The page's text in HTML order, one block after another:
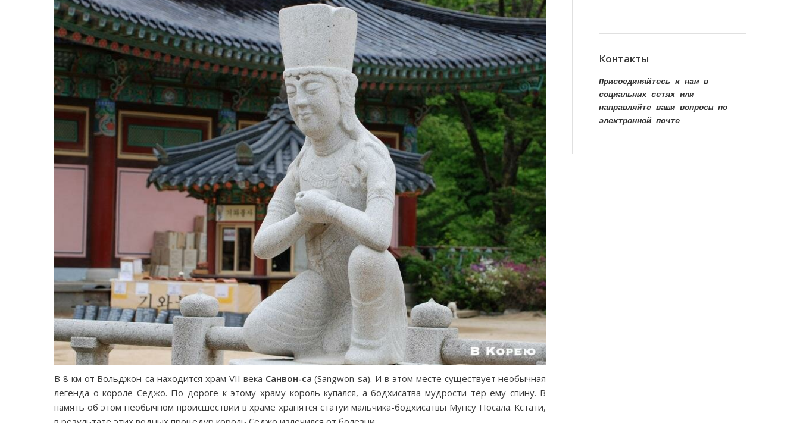
В 8 км от Вольджон-са находится храм VII века Санвон-са (Sangwon-sa). И в этом месте существует необычная
легенда о короле Седжо. По дороге к этому храму король купался, а бодхисатва мудрости тёр ему спину. В
память об этом необычном происшествии в храме хранятся статуи мальчика-бодхисатвы Мунсу Посала. Кстати,
Контакты
Присоединяйтесь к нам в
социальных сетях или
направляйте ваши вопросы по
электронной почте